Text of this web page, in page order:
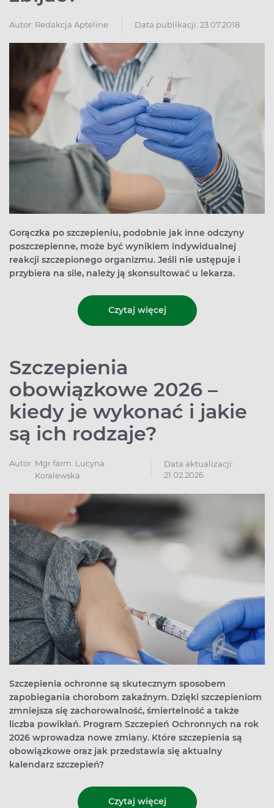
Autor: Redakcja Apteline Data publikacji: 23.07.2018
Gorączka po szczepieniu, podobnie jak inne odczyny
poszczepienne, może być wynikiem indywidualnej
reakcji szczepionego organizmu. Jeśli nie ustępuje i
przybiera na sile, należy ją skonsultować u lekarza.
Czytaj więcej
Szczepienia
obowiązkowe 2026 –
kiedy je wykonać i jakie
są ich rodzaje?
Autor: Mgr farm. Lucyna
Koralewska
Data aktualizacji:
21.02.2026
Szczepienia ochronne są skutecznym sposobem
zapobiegania chorobom zakaźnym. Dzięki szczepieniom
zmniejsza się zachorowalność, śmiertelność a także
liczba powikłań. Program Szczepień Ochronnych na rok
2026 wprowadza nowe zmiany. Które szczepienia są
obowiązkowe oraz jak przedstawia się aktualny
kalendarz szczepień?
Czytaj więcej